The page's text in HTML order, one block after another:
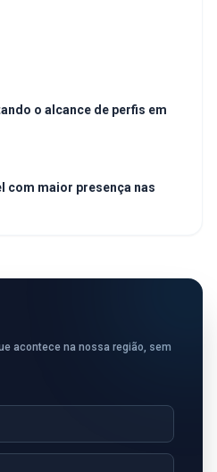
o alcance de perfis em
com maior presença nas
acontece na nossa região, sem